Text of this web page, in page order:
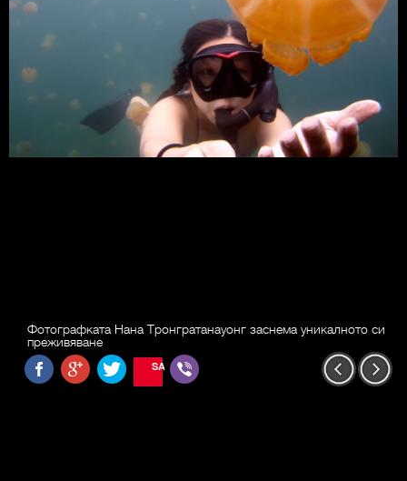
Фотографката Нана Тронгратaнауонг заснема уникалното си
преживяване
SAVE